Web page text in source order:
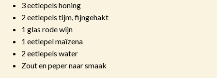
3 eetlepels honing
2 eetlepels tijm, fijngehakt
1 glas rode wijn
1 eetlepel maïzena
2 eetlepels water
Zout en peper naar smaak